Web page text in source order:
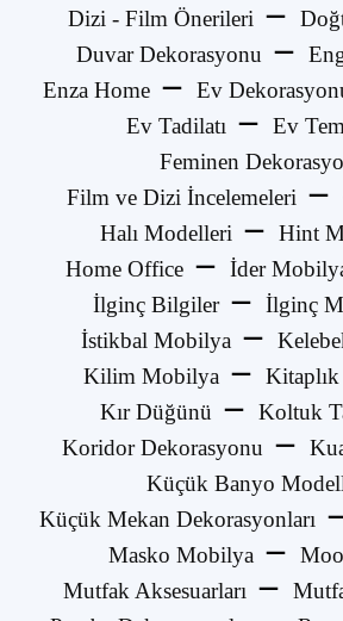
Dizi - Film Önerileri
Duvar Dekorasyonu
Enza Home
Ev
Ev Tadilatı
Ev
Feminen
Film ve Dizi İncelemeleri
Halı Modelleri
Hint
Home Office
İder
İlginç Bilgiler
İlginç
İstikbal Mobilya
Kilim Mobilya
Kır Düğünü
Koltuk
Koridor Dekorasyonu
Küçük Banyo
Küçük Mekan Dekorasyonları
Masko Mobilya
Mutfak Aksesuarları